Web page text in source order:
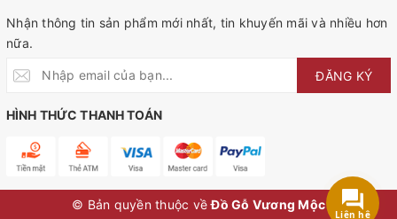
Nhận thông tin sản phẩm mới nhất, tin khuyến mãi và nhiều hơn
nữa.
ĐĂNG KÝ
HÌNH THỨC THANH TOÁN
© Bản quyền thuộc vềĐồ Gỗ Vương Mộc
Liên hệ